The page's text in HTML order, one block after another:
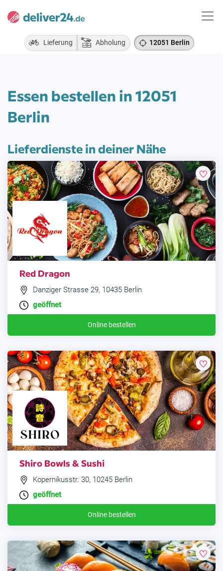
Lieferung Abholung 12051 Berlin
Essen bestellen in 12051
Berlin
Lieferdienste in deiner Nähe
Red Dragon
Danziger Strasse 29, 10435 Berlin
geöffnet
Online bestellen
Shiro Bowls & Sushi
Kopernikusstr. 30, 10245 Berlin
geöffnet
Online bestellen